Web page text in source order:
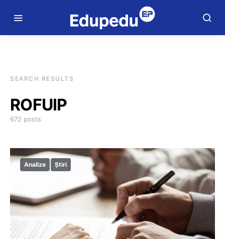
SEARCH RESULTS
ROFUIP
672 posts
Analize Știri